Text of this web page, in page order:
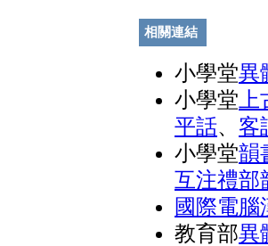
相關連結
小學堂異
小學堂
平話、 客
小學堂韻
互注禮部
國際電腦
教育部異